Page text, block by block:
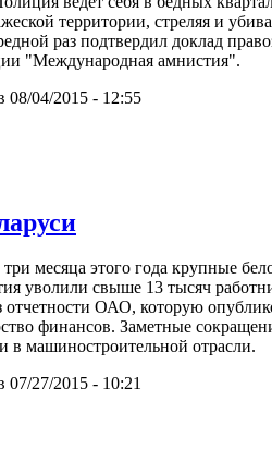
территории, стреляя и
раз подтвердил доклад
"Международная амнистия".
08/04/2015 - 12:55
месяца этого года крупные
уволили свыше 13 тысяч
отчетности ОАО, которую
финансов. Заметные
в машиностроительной отрасли.
07/27/2015 - 10:21